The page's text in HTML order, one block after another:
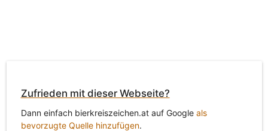
Zufrieden mit dieser Webseite?
Dann einfach bierkreiszeichen.at auf Google als
bevorzugte Quelle hinzufügen.